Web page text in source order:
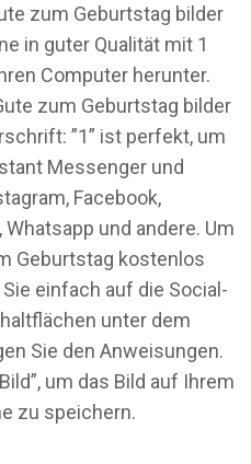
zum Geburtstag bilder
in guter Qualität mit 1
Computer herunter.
zum Geburtstag bilder
”1” ist perfekt, um
Messenger und
Facebook,
und andere. Um
Geburtstag kostenlos
einfach auf die Social-
unter dem
Sie den Anweisungen.
um das Bild auf Ihrem
zu speichern.